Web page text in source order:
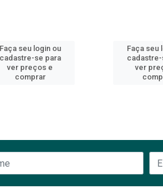
Faça seu login ou
cadastre-se para
ver preços e
comprar
Faça seu
ver